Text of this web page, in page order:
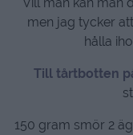
Vill man kan man
men jag tycker
hålla
Till tårtbotten
150 gram smör 2